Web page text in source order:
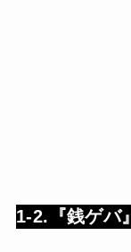
1-2.『銭ゲバ』